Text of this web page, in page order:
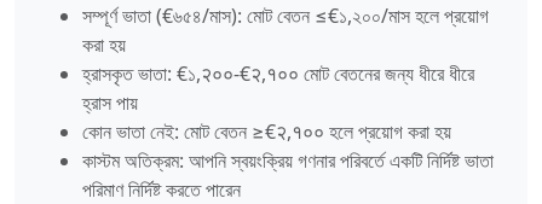
সম্পূর্ণ ভাতা (€৬৫৪/মাস): মোট বেতন ≤€১,২০০/মাস হলে প্রয়োগ
করা হয়
হ্রাসকৃত ভাতা: €১,२००-€२,१०० মোট বেতনের জন্য ধীরে ধীরে
হ্রাস পায়
কোন ভাতা নেই: মোট বেতন ≥€२,१०० হলে প্রয়োগ করা হয়
কাস্টম অতিক্রম: আপনি স্বয়ংক্রিয় গণনার পরিবর্তে একটি নির্দিষ্ট ভাতা
পরিমাণ নির্দিষ্ট করতে পারেন